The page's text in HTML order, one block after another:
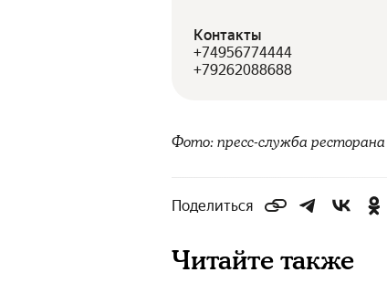
Контакты
+74956774444
+79262088688
Фото: пресс-служба ресторана
Поделиться
Читайте также